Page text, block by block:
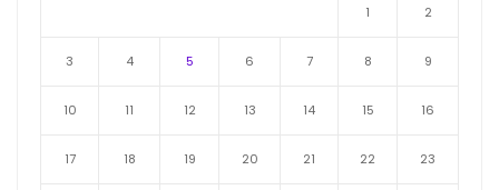
1 2
3 4 5 6 7 8 9
10 11 12 13 14 15 16
17 18 19 20 21 22 23